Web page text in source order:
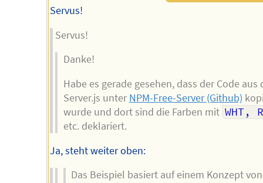
Servus!
Servus!
Danke!
Habe es gerade gesehen, dass der Code aus
Server.js unter NPM-Free-Server (Github)
wurde und dort sind die Farben mit WHT,
etc. deklariert.
Ja, steht weiter oben:
Das Beispiel basiert auf einem Konzept von